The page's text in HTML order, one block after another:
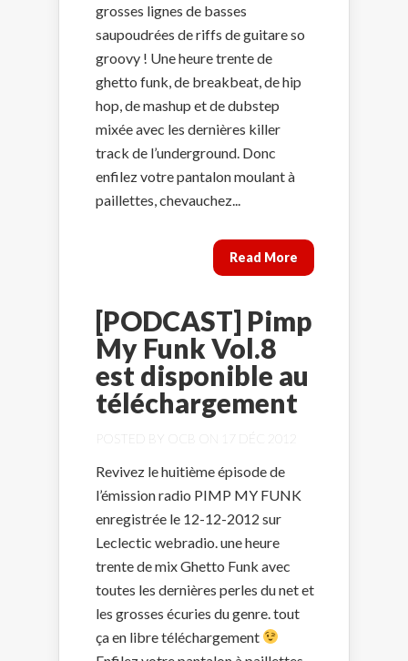
grosses lignes de basses
saupoudrées de riffs de guitare so
groovy ! Une heure trente de
ghetto funk, de breakbeat, de hip
hop, de mashup et de dubstep
mixée avec les dernières killer
track de l’underground. Donc
enfilez votre pantalon moulant à
paillettes, chevauchez...
Read More
[PODCAST] Pimp
My Funk Vol.8
est disponible au
téléchargement
POSTED BY OCB
Revivez le huitième épisode de
l’émission radio PIMP MY FUNK
enregistrée le 12-12-2012 sur
Leclectic webradio. une heure
trente de mix Ghetto Funk avec
toutes les dernières perles du net et
les grosses écuries du genre. tout
ça en libre téléchargement